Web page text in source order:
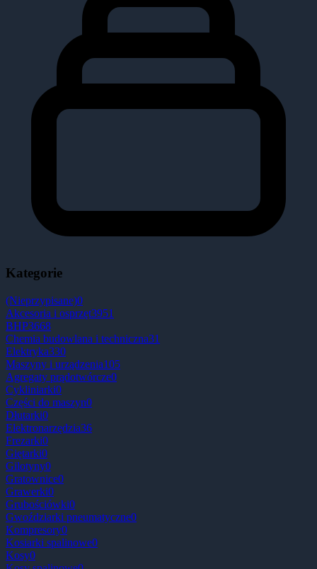
Kategorie
(Nieprzypisane)0
Akcesoria i osprzęt3951
BHP3668
Chemia budowlana i techniczna31
Elektryka330
Maszyny i urządzenia105
Agregaty prądotwórcze0
Cykliniarki0
Części do maszyn0
Dłutarki0
Elektronarzędzia36
Frezarki0
Giętarki0
Gilotyny0
Gratownice0
Grawerki0
Grubościówki0
Gwoździarki pneumatyczne0
Kompresory0
Kosiarki spalinowe0
Kosy0